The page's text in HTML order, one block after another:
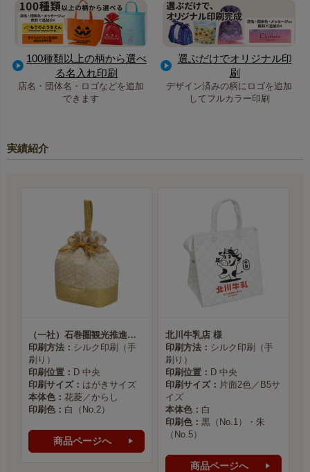
100種類以上の柄から選べ
る名入れ印刷
店名・団体名・ロゴなどを追加
できます
選ぶだけでオリジナル印
刷
デザイン済みの柄にロゴを追加
してフルカラー印刷
実績紹介
（一社）石巻圏観光推進機構様
印刷方法： シルク印刷（手
刷り）
印刷位置： D 中央
印刷サイズ： はがきサイズ
本体色： 花菱／からし
印刷色： 白（No.2）
商品ページへ
北川牛乳店 様
印刷方法： シルク印刷（手
刷り）
印刷位置： D 中央
印刷サイズ： 片面2色／B5サ
イズ
本体色： 白
印刷色： 黒（No.1）・朱
（No.5）
商品ページへ